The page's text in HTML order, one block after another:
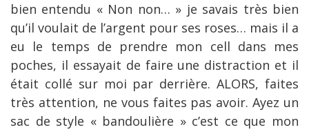
bien entendu « Non non… » je savais très bien
qu’il voulait de l’argent pour ses roses… mais il a
eu le temps de prendre mon cell dans mes
poches, il essayait de faire une distraction et il
était collé sur moi par derrière. ALORS, faites
très attention, ne vous faites pas avoir. Ayez un
sac de style « bandoulière » c’est ce que mon